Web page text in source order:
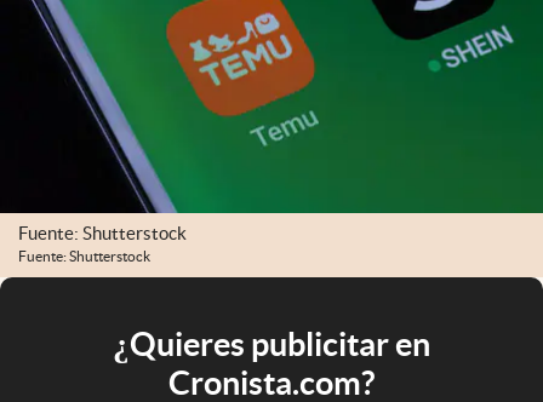
Fuente: Shutterstock
Fuente: Shutterstock
¿Quieres publicitar en
Cronista.com?